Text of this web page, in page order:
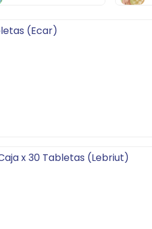
(Ecar)
x 30 Tabletas (Lebriut)